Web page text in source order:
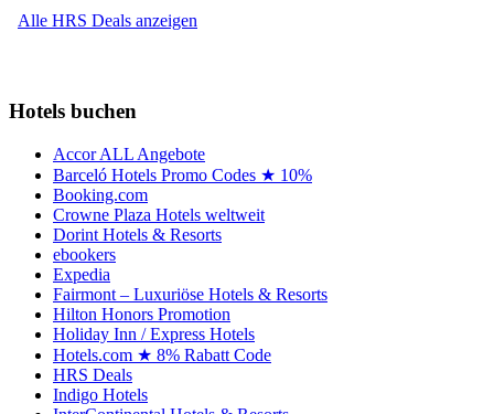
Alle HRS Deals anzeigen
Hotels buchen
Accor ALL Angebote
Barceló Hotels Promo Codes ★ 10%
Booking.com
Crowne Plaza Hotels weltweit
Dorint Hotels & Resorts
ebookers
Expedia
Fairmont – Luxuriöse Hotels & Resorts
Hilton Honors Promotion
Holiday Inn / Express Hotels
Hotels.com ★ 8% Rabatt Code
HRS Deals
Indigo Hotels